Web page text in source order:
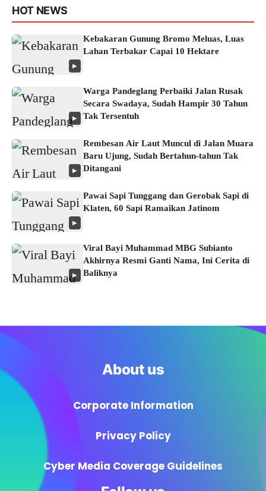
HOT NEWS
▶
Kebakaran Gunung Bromo Meluas, Luas
Lahan Terbakar Capai 10 Hektare
▶
Warga Pandeglang Perbaiki Jalan Rusak
Secara Swadaya, Sudah Hampir 30 Tahun
Tak Tersentuh
▶
Rembesan Air Laut Muncul di Jalan Muara
Baru Ujung, Sudah Bertahun-tahun Tak
Ditangani
▶
Pawai Sapi Tunggang dan Gerobak Sapi di
Klaten, 60 Sapi Ramaikan Jatinom
▶
Viral Bayi Muhammad MBG Subianto
Akhirnya Resmi Ganti Nama, Ini Cerita di
Baliknya
About us
Corporate Information
Privacy Policy
Cyber Media Coverage Guidelines